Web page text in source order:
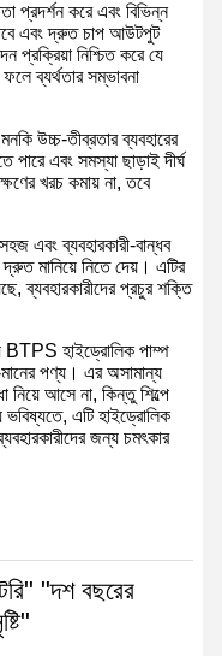
প্রদর্শন করে এবং বিভিন্ন
এবং দ্রুত চাপ আউটপুট
প্রক্রিয়া নিশ্চিত করে যে
ব্যর্থতার সম্ভাবনা
উচ্চ-তীব্রতার ব্যবহারের
পারে এবং সমস্যা ছাড়াই দীর্ঘ
খরচ কমায় না, তবে
এবং ব্যবহারকারী-বান্ধব
মানিয়ে নিতে দেয়। এটির
ব্যবহারকারীদের প্রচুর শক্তি
BTPS হাইড্রোলিক পাম্প
পণ্য। এর অসামান্য
নিয়ে আসে না, কিন্তু শিল্পে
এটি হাইড্রোলিক
জন্য চমৎকার
"দশ বছরের